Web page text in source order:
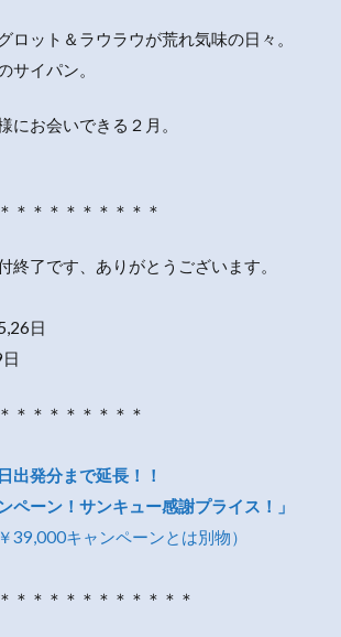
ロット＆ラウラウが荒れ気味の日々。
サイパン。
にお会いできる２月。
＊＊＊＊＊＊＊＊＊
終了です、ありがとうございます。
日
＊＊＊＊＊＊＊＊
出発分まで延長！！
ペーン！サンキュー感謝プライス！」
39,000キャンペーンとは別物）
＊＊＊＊＊＊＊＊＊＊＊